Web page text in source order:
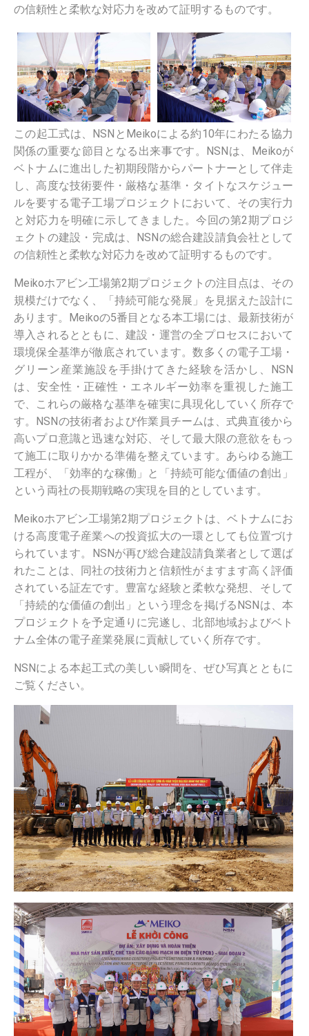
の信頼性と柔軟な対応力を改めて証明するものです。
この起工式は、NSNとMeikoによる約10年にわたる協力
関係の重要な節目となる出来事です。NSNは、Meikoが
ベトナムに進出した初期段階からパートナーとして伴走
し、高度な技術要件・厳格な基準・タイトなスケジュー
ルを要する電子工場プロジェクトにおいて、その実行力
と対応力を明確に示してきました。今回の第2期プロジ
ェクトの建設・完成は、NSNの総合建設請負会社として
の信頼性と柔軟な対応力を改めて証明するものです。
Meikoホアビン工場第2期プロジェクトの注目点は、その
規模だけでなく、「持続可能な発展」を見据えた設計に
あります。Meikoの5番目となる本工場には、最新技術が
導入されるとともに、建設・運営の全プロセスにおいて
環境保全基準が徹底されています。数多くの電子工場・
グリーン産業施設を手掛けてきた経験を活かし、NSN
は、安全性・正確性・エネルギー効率を重視した施工
で、これらの厳格な基準を確実に具現化していく所存で
す。NSNの技術者および作業員チームは、式典直後から
高いプロ意識と迅速な対応、そして最大限の意欲をもっ
て施工に取りかかる準備を整えています。あらゆる施工
工程が、「効率的な稼働」と「持続可能な価値の創出」
という両社の長期戦略の実現を目的としています。
Meikoホアビン工場第2期プロジェクトは、ベトナムにお
ける高度電子産業への投資拡大の一環としても位置づけ
られています。NSNが再び総合建設請負業者として選ば
れたことは、同社の技術力と信頼性がますます高く評価
されている証左です。豊富な経験と柔軟な発想、そして
「持続的な価値の創出」という理念を掲げるNSNは、本
プロジェクトを予定通りに完遂し、北部地域およびベト
ナム全体の電子産業発展に貢献していく所存です。
NSNによる本起工式の美しい瞬間を、ぜひ写真とともに
ご覧ください。